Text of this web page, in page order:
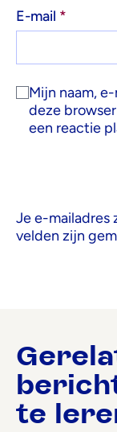
E-mail *
Mijn naam,
deze
een reactie
Je e-mailadres
velden zijn
te